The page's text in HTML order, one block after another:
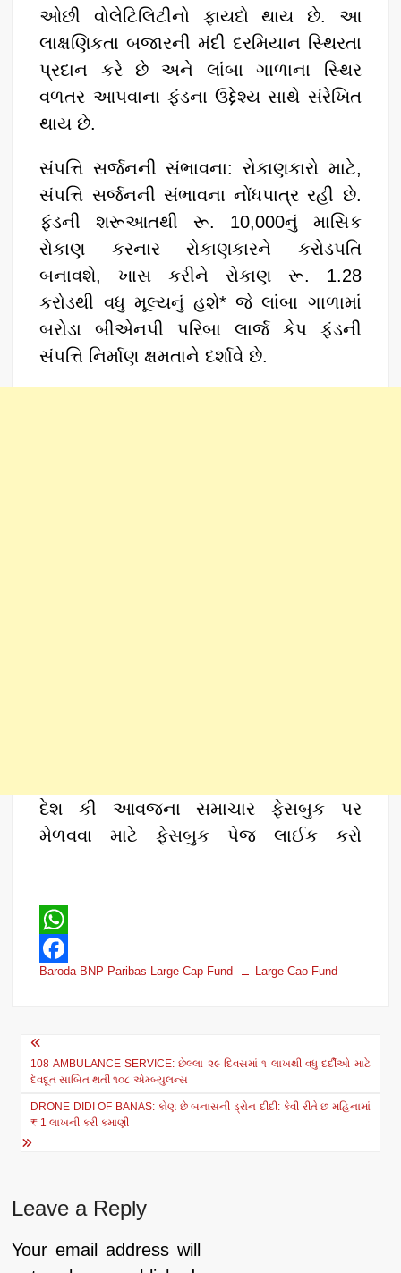
ઓછી વોલેટિલિટીનો ફાયદો થાય છે. આ
લાક્ષણિકતા બજારની મંદી દરમિયાન સ્થિરતા
પ્રદાન કરે છે અને લાંબા ગાળાના સ્થિર
વળતર આપવાના ફંડના ઉદ્દેશ્ય સાથે સંરેખિત
થાય છે.
સંપત્તિ સર્જનની સંભાવના: રોકાણકારો માટે,
સંપત્તિ સર્જનની સંભાવના નોંધપાત્ર રહી છે.
ફંડની શરૂઆતથી રૂ. 10,000નું માસિક
રોકાણ કરનાર રોકાણકારને કરોડપતિ
બનાવશે, ખાસ કરીને રોકાણ રૂ. 1.28
કરોડથી વધુ મૂલ્યનું હશે* જે લાંબા ગાળામાં
બરોડા બીએનપી પરિબા લાર્જ કેપ ફંડની
સંપત્તિ નિર્માણ ક્ષમતાને દર્શાવે છે.
દેશ કી આવજના સમાચાર ફેસબુક પર
મેળવવા માટે ફેસબુક પેજ લાઈક કરો
W
h
t
s
A
p
F
c
e
b
o
Baroda BNP Paribas Large Cap Fund Large Cao Fund
Post
navigation
108 AMBULANCE SERVICE: છેલ્લા ૨૯ દિવસમાં ૧ લાખથી વધુ દર્દીઓ માટે
દેવદૂત સાબિત થતી ૧૦૮ એમ્બ્યુલન્સ
DRONE DIDI OF BANAS: કોણ છે બનાસની ડ્રોન દીદી: કેવી રીતે છ મહિનામાં
₹ 1 લાખની કરી કમાણી
Leave a Reply
Your email address will